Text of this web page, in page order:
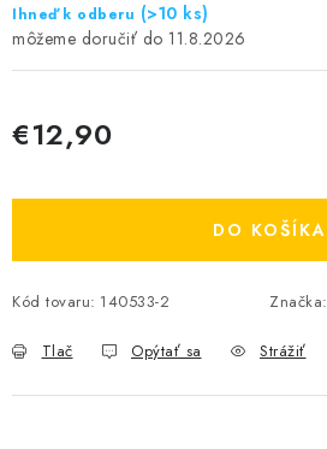
Ihneď k odberu (>10 ks)
11.8.2026
€12,90
DO KOŠÍKA
Kód tovaru: 140533-2 Značka:
Tlač Opýtať sa Strážiť